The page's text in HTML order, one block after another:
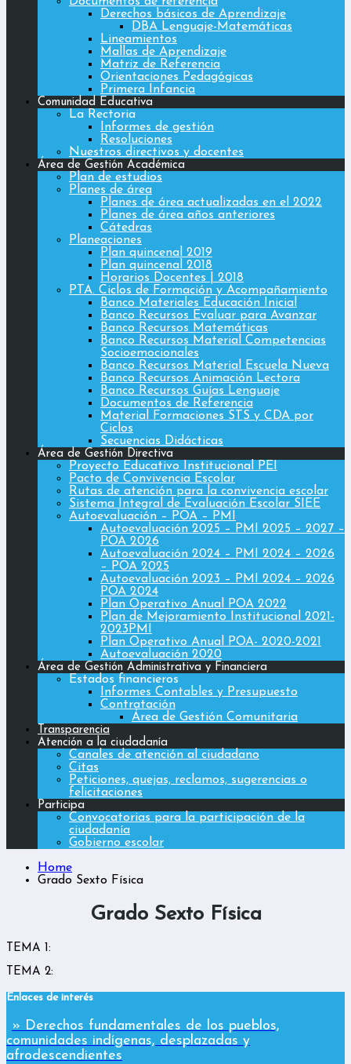
Derechos básicos de Aprendizaje
DBA Lenguaje-Matemáticas
Lineamientos
Mallas de Aprendizaje
Matriz de Referencia
Orientaciones Pedagógicas
Primera Infancia
Comunidad Educativa
La Rectoria
Informes de gestión
Resoluciones
Nuestros directivos y docentes
Área de Gestión Académica
Plan de estudios
Planes de área
Planes de área actualizadas en el 2022
Planes de área años anteriores
Cátedras
Planeaciones
Plan quincenal 2019
Plan quincenal 2018
Horarios Docentes | 2018
PTA. Ciclos de Formación y Acompañamiento
Banco Materiales Educación Inicial
Banco Recursos Evaluar para Avanzar
Banco Recursos Matemáticas
Banco Recursos Material Competencias
Socioemocionales
Banco Recursos Material Escuela Nueva
Banco Recursos Animación Lectora
Banco Recursos Guías Lenguaje
Documentos de Referencia
Material Formaciones STS y CDA por
Ciclos
Secuencias Didácticas
Área de Gestión Directiva
Proyecto Educativo Institucional PEI
Pacto de Convivencia Escolar
Rutas de atención para la convivencia escolar
Sistema Integral de Evaluación Escolar SIEE
Autoevaluación – POA – PMI
Autoevaluación 2025 – PMI 2025 – 2027 –
POA 2026
Autoevaluación 2024 – PMI 2024 – 2026
– POA 2025
Autoevaluación 2023 – PMI 2024 – 2026
POA 2024
Plan Operativo Anual POA 2022
Plan de Mejoramiento Institucional 2021-
2023PMI
Plan Operativo Anual POA- 2020-2021
Autoevaluación 2020
Área de Gestión Administrativa y Financiera
Estados financieros
Informes Contables y Presupuesto
Contratación
Área de Gestión Comunitaria
Transparencia
Atención a la ciudadanía
Canales de atención al ciudadano
Citas
Peticiones, quejas, reclamos, sugerencias o
felicitaciones
Participa
Convocatorias para la participación de la
ciudadanía
Gobierno escolar
Home
Grado Sexto Física
Grado Sexto Física
TEMA 1:
TEMA 2:
Enlaces de interés
» Derechos fundamentales de los pueblos,
comunidades indígenas, desplazadas y
afrodescendientes